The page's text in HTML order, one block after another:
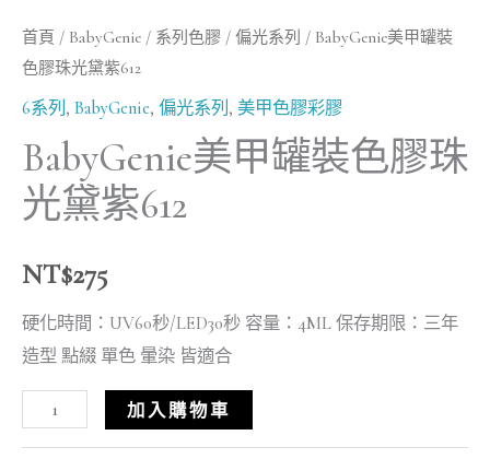
首頁 / BabyGenie / 系列色膠 / 偏光系列 / BabyGenie美甲罐裝
色膠珠光黛紫612
6系列 , BabyGenie, 偏光系列 , 美甲色膠彩膠
BabyGenie美甲罐裝色膠珠
光黛紫612
NT$275
硬化時間：UV60秒/LED30秒 容量：4ML 保存期限：三年
造型 點綴 單色 暈染 皆適合
加入購物車